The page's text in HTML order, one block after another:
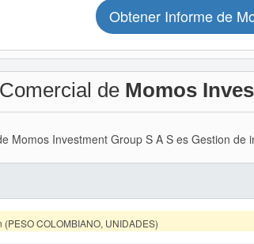
Obtener Informe de
de Momos
Momos Investment Group S A S es Gestion de
COLOMBIANO, UNIDADES)